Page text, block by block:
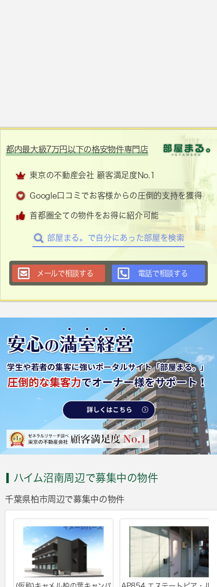
都内最大級7万円以下の格安物件専門店
東京の不動産会社 顧客満足度No.1
Google口コミでお客様からの圧倒的支持を獲得
首都圏全ての物件をお得に紹介可能
部屋まる。で自分にあった部屋を検索
メールで相談する 電話で相談する
ハイム沼南周辺で募集中の物件
千葉県柏市周辺で募集中の物件